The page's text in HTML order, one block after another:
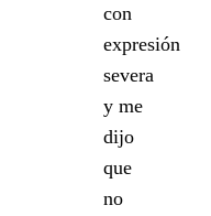
con
expresión
severa
y me
dijo
que
no